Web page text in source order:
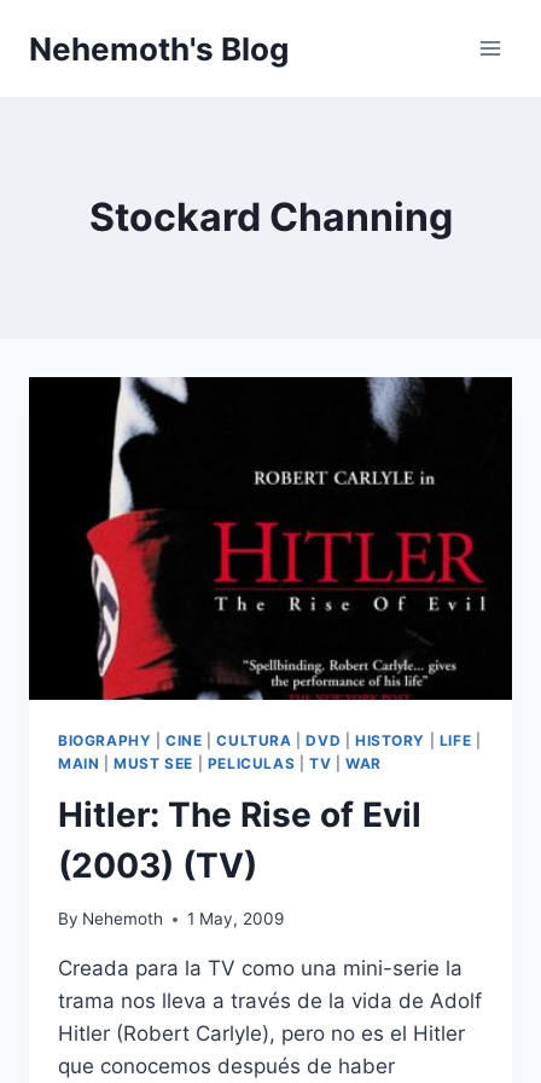
Nehemoth's Blog
Stockard Channing
BIOGRAPHY |CINE |CULTURA |DVD HISTORY LIFE
MAIN |MUST SEE PELICULAS TV WAR
Hitler: The Rise of Evil
(2003) (TV)
By Nehemoth 1 May, 2009
Creada para la TV como una mini-serie la
trama nos lleva a través de la vida de Adolf
Hitler (Robert Carlyle), pero no es el Hitler
que conocemos después de haber